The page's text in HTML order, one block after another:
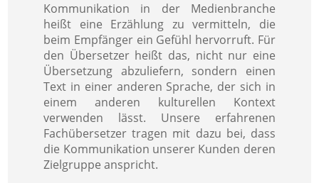
Kommunikation in der Medienbranche
heißt eine Erzählung zu vermitteln, die
beim Empfänger ein Gefühl hervorruft. Für
den Übersetzer heißt das, nicht nur eine
Übersetzung abzuliefern, sondern einen
Text in einer anderen Sprache, der sich in
einem anderen kulturellen Kontext
verwenden lässt. Unsere erfahrenen
Fachübersetzer tragen mit dazu bei, dass
die Kommunikation unserer Kunden deren
Zielgruppe anspricht.